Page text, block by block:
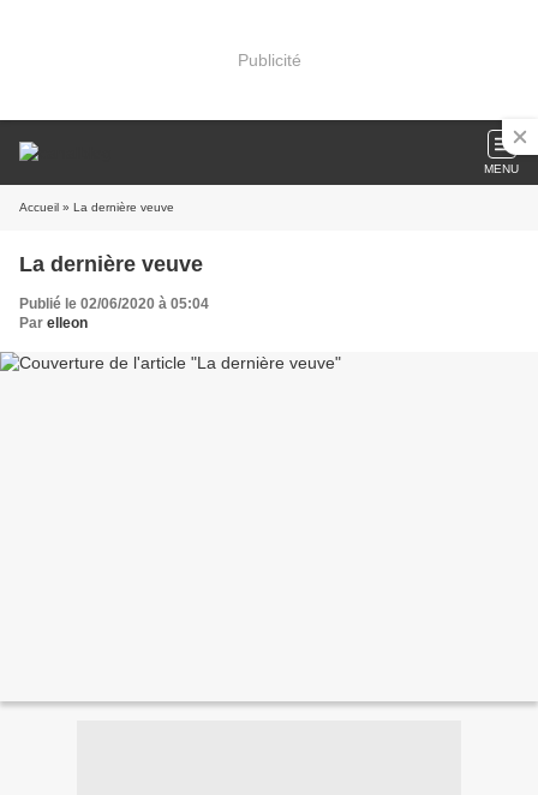
Publicité
MENU
Accueil » La dernière veuve
La dernière veuve
Publié le 02/06/2020 à 05:04
Par elleon